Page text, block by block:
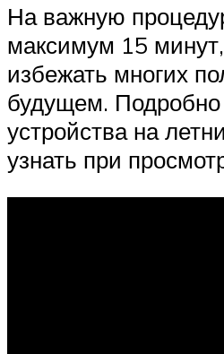
На важную
максимум 15
избежать многих
будущем.
устройства на
узнать при